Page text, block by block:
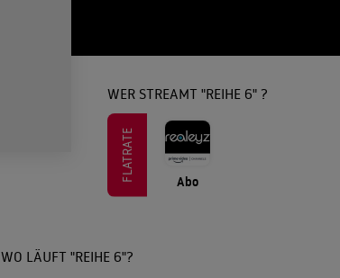
WER STREAMT "REIHE 6" ?
FLATRATE Abo
WO LÄUFT "REIHE 6"?